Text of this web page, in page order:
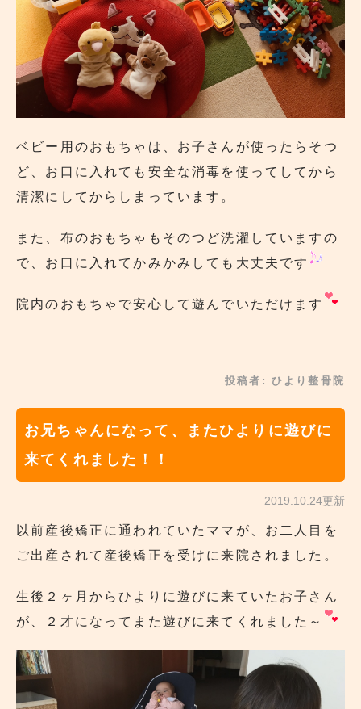
ベビー用のおもちゃは、お子さんが使ったらそつ
ど、お口に入れても安全な消毒を使ってしてから
清潔にしてからしまっています。
また、布のおもちゃもそのつど洗濯していますの
で、お口に入れてかみかみしても大丈夫です
院内のおもちゃで安心して遊んでいただけます
投稿者: ひより整骨院
お兄ちゃんになって、またひよりに遊びに
来てくれました！！
2019.10.24更新
以前産後矯正に通われていたママが、お二人目を
ご出産されて産後矯正を受けに来院されました。
生後２ヶ月からひよりに遊びに来ていたお子さん
が、２才になってまた遊びに来てくれました～